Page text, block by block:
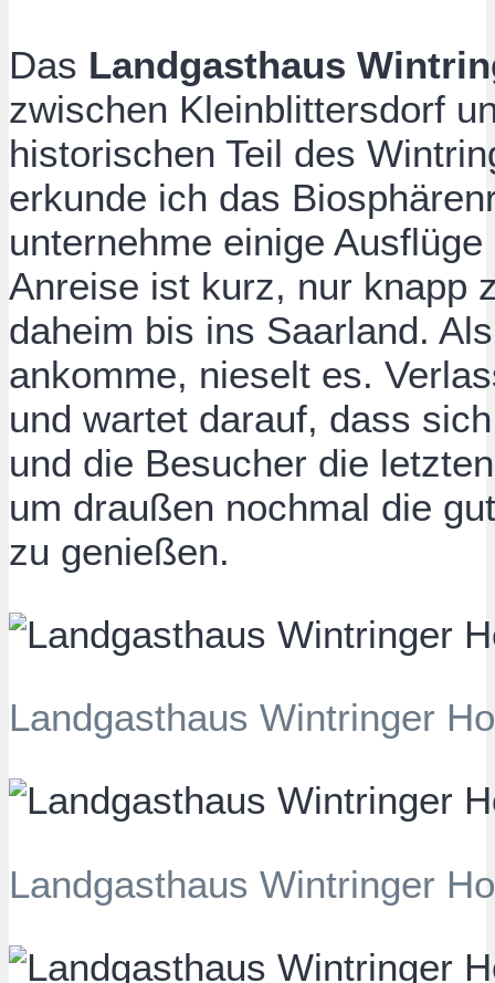
Das Landgasthaus
zwischen Kleinblittersdorf
historischen Teil des
erkunde ich das
unternehme einige
Anreise ist kurz, nur knapp
daheim bis ins Saarland.
ankomme, nieselt es.
und wartet darauf, dass
und die Besucher die
um draußen nochmal die
zu genießen.
Landgasthaus Wintringer
Landgasthaus Wintringer